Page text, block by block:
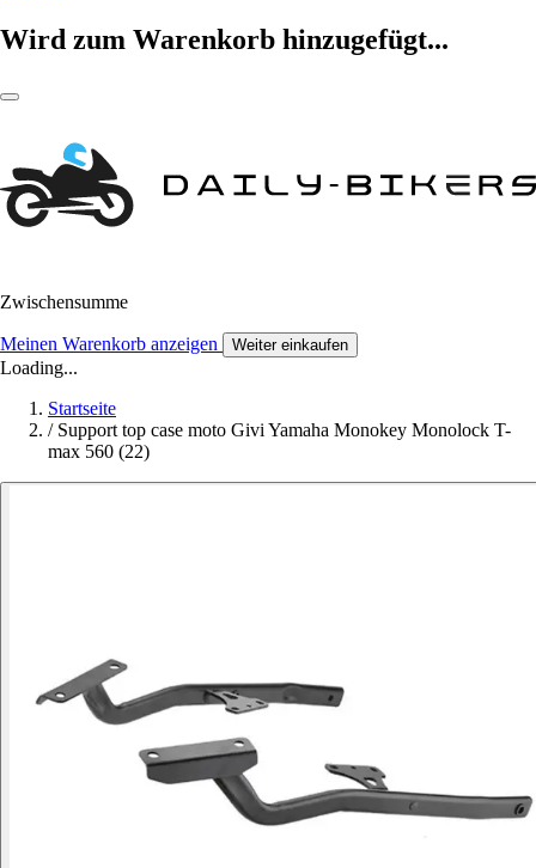
Wird zum Warenkorb hinzugefügt...
Zwischensumme
Meinen Warenkorb anzeigen Weiter einkaufen
Loading...
Startseite
/ Support top case moto Givi Yamaha Monokey Monolock T-
max 560 (22)